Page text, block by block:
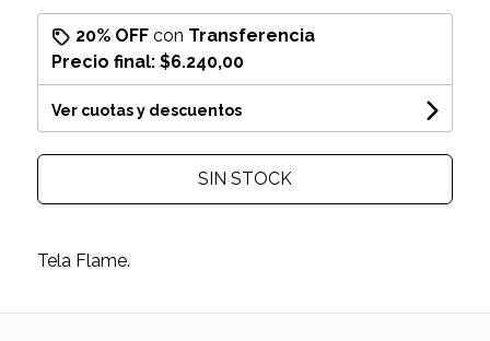
20% OFFcon Transferencia
Precio final: $6.240,00
Ver cuotas y descuentos
SIN STOCK
Tela Flame.